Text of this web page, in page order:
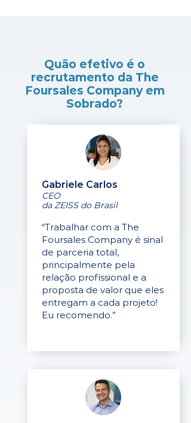
Quão efetivo é o
recrutamento da The
Foursales Company em
Sobrado?
Gabriele Carlos
CEO
da ZEISS do Brasil
“Trabalhar com a The
Foursales Company é sinal
de parceria total,
principalmente pela
relação profissional e a
proposta de valor que eles
entregam a cada projeto!
Eu recomendo.”